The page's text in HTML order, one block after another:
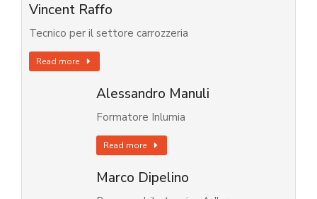
Vincent Raffo
Tecnico per il settore carrozzeria
Read more
Alessandro Manuli
Formatore Inlumia
Read more
Marco Dipelino